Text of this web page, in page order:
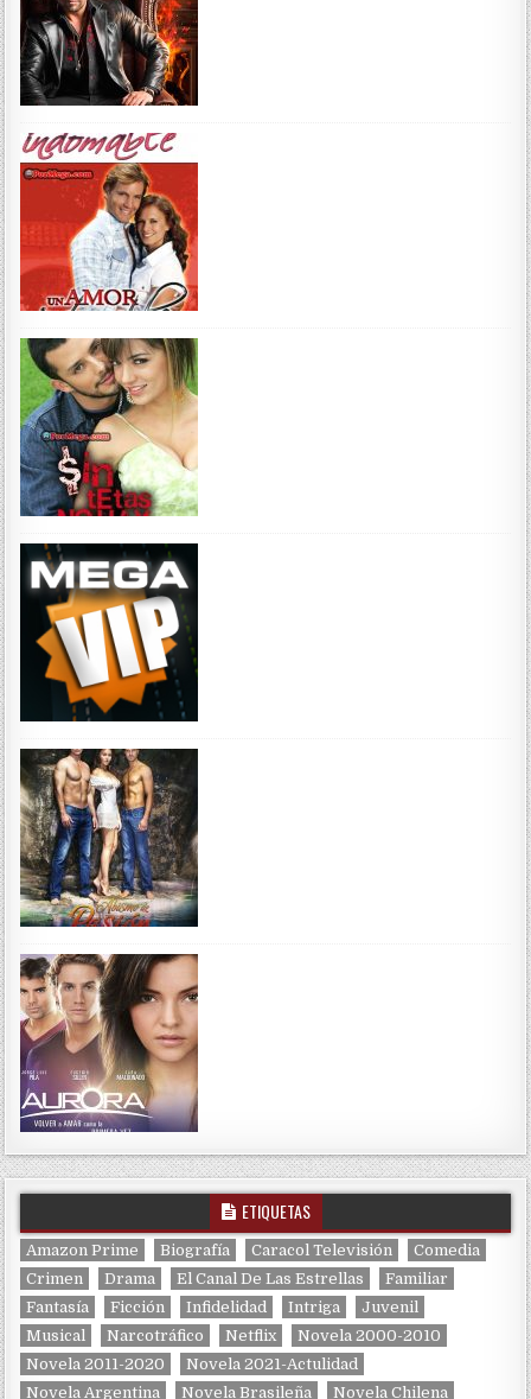
ETIQUETAS
Amazon Prime Biografía Caracol Televisión
Comedia
Crimen
Drama El Canal De Las Estrellas
Familiar
Fantasía
Ficción Infidelidad Intriga
Juvenil
Musical
Narcotráfico Netflix
Novela 2000-2010
Novela 2011-2020
Novela 2021-Actulidad
Novela Argentina
Novela Brasileña Novela Chilena